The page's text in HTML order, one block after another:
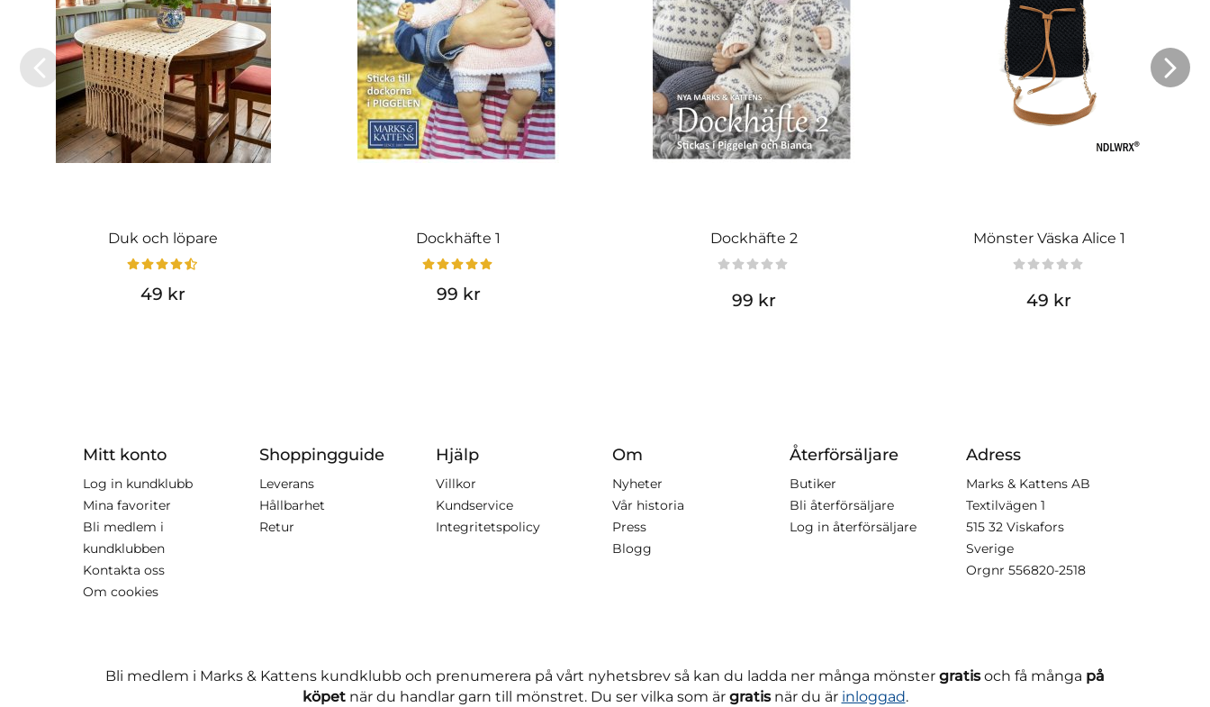
Duk och löpare
49 kr
Dockhäfte 1
99 kr
Dockhäfte 2
99 kr
Mönster Väska Alice 1
49 kr
Mitt konto
Log in kundklubb
Mina favoriter
Bli medlem i
kundklubben
Kontakta oss
Om cookies
Shoppingguide
Leverans
Hållbarhet
Retur
Hjälp
Villkor
Kundservice
Integritetspolicy
Om
Nyheter
Vår historia
Press
Blogg
Återförsäljare
Butiker
Bli återförsäljare
Log in återförsäljare
Adress
Marks & Kattens AB
Textilvägen 1
515 32 Viskafors
Sverige
Orgnr 556820-2518
Bli medlem i Marks & Kattens kundklubb och prenumerera på vårt nyhetsbrev så kan du ladda ner många mönster gratisoch få många på
köpetnär du handlar garn till mönstret. Du ser vilka som är gratisnär du är inloggad.